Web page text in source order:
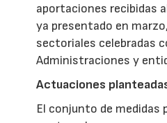
aportaciones recibidas
ya presentado en
sectoriales celebradas
Administraciones y
Actuaciones
El conjunto de medidas